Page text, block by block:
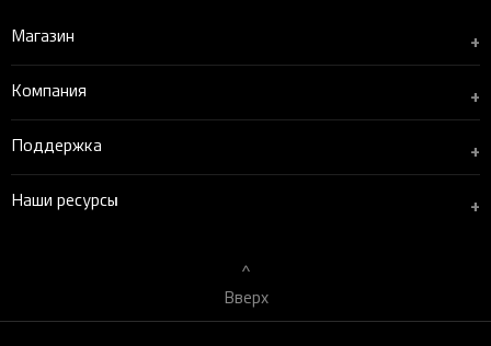
Магазин +
Компания +
Поддержка +
Наши ресурсы +
Вверх